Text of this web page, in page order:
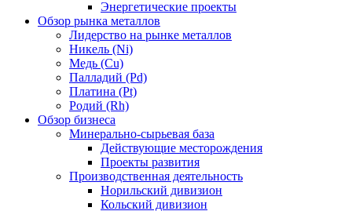
Энергетические проекты
Обзор рынка металлов
Лидерство на рынке металлов
Никель (Ni)
Медь (Cu)
Палладий (Pd)
Платина (Pt)
Родий (Rh)
Обзор бизнеса
Минерально-сырьевая база
Действующие месторождения
Проекты развития
Производственная деятельность
Норильский дивизион
Кольский дивизион